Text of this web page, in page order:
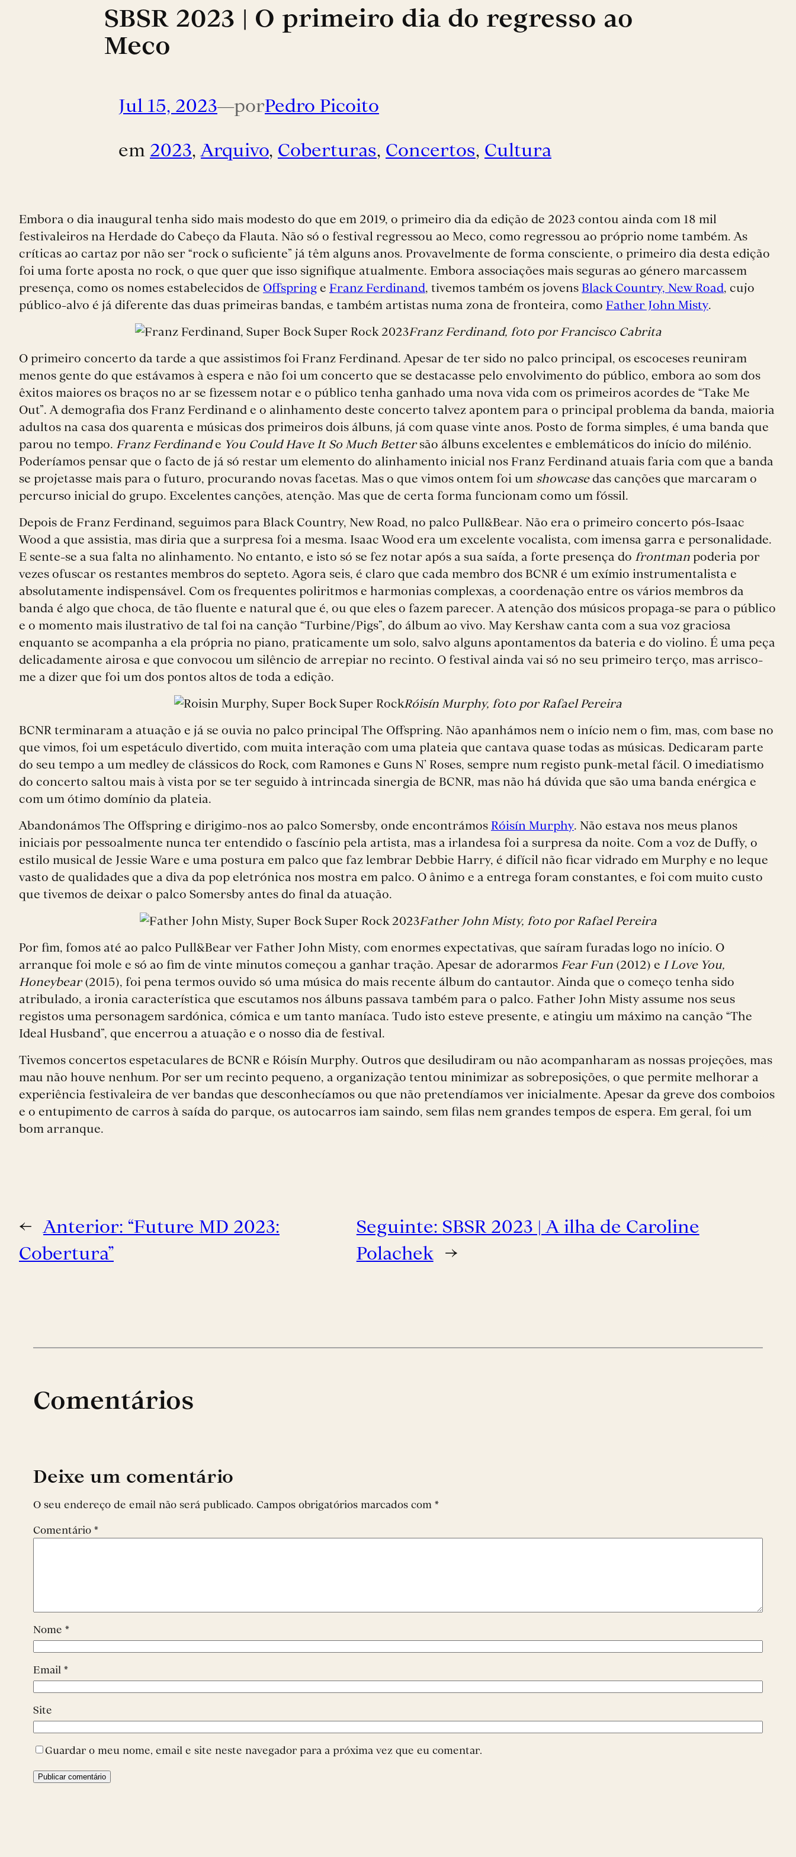
SBSR 2023 | O primeiro dia do regresso ao
Meco
Jul 15, 2023—porPedro Picoito
em 2023, Arquivo, Coberturas, Concertos, Cultura
Embora o dia inaugural tenha sido mais modesto do que em 2019, o primeiro dia da edição de 2023 contou ainda com 18 mil
festivaleiros na Herdade do Cabeço da Flauta. Não só o festival regressou ao Meco, como regressou ao próprio nome também. As
críticas ao cartaz por não ser “rock o suficiente” já têm alguns anos. Provavelmente de forma consciente, o primeiro dia desta edição
foi uma forte aposta no rock, o que quer que isso signifique atualmente. Embora associações mais seguras ao género marcassem
presença, como os nomes estabelecidos de Offspringe Franz Ferdinand, tivemos também os jovensBlack Country, New Road, cujo
público-alvo é já diferente das duas primeiras bandas, e também artistas numa zona de fronteira, como Father John Misty.
Franz Ferdinand, foto por Francisco Cabrita
O primeiro concerto da tarde a que assistimos foi Franz Ferdinand. Apesar de ter sido no palco principal, os escoceses reuniram
menos gente do que estávamos à espera e não foi um concerto que se destacasse pelo envolvimento do público, embora ao som dos
êxitos maiores os braços no ar se fizessem notar e o público tenha ganhado uma nova vida com os primeiros acordes de “Take Me
Out”. A demografia dos Franz Ferdinand e o alinhamento deste concerto talvez apontem para o principal problema da banda, maioria
adultos na casa dos quarenta e músicas dos primeiros dois álbuns, já com quase vinte anos. Posto de forma simples, é uma banda que
parou no tempo. Franz Ferdinande You Could Have It So Much Bettersão álbuns excelentes e emblemáticos do início do milénio.
Poderíamos pensar que o facto de já só restar um elemento do alinhamento inicial nos Franz Ferdinand atuais faria com que a banda
se projetasse mais para o futuro, procurando novas facetas. Mas o que vimos ontem foi um showcasedas canções que marcaram o
percurso inicial do grupo. Excelentes canções, atenção. Mas que de certa forma funcionam como um fóssil.
Depois de Franz Ferdinand, seguimos para Black Country, New Road, no palco Pull&Bear. Não era o primeiro concerto pós-Isaac
Wood a que assistia, mas diria que a surpresa foi a mesma. Isaac Wood era um excelente vocalista, com imensa garra e personalidade.
E sente-se a sua falta no alinhamento. No entanto, e isto só se fez notar após a sua saída, a forte presença do frontmanpoderia por
vezes ofuscar os restantes membros do septeto. Agora seis, é claro que cada membro dos BCNR é um exímio instrumentalista e
absolutamente indispensável. Com os frequentes poliritmos e harmonias complexas, a coordenação entre os vários membros da
banda é algo que choca, de tão fluente e natural que é, ou que eles o fazem parecer. A atenção dos músicos propaga-se para o público
e o momento mais ilustrativo de tal foi na canção “Turbine/Pigs”, do álbum ao vivo. May Kershaw canta com a sua voz graciosa
enquanto se acompanha a ela própria no piano, praticamente um solo, salvo alguns apontamentos da bateria e do violino. É uma peça
delicadamente airosa e que convocou um silêncio de arrepiar no recinto. O festival ainda vai só no seu primeiro terço, mas arrisco-
me a dizer que foi um dos pontos altos de toda a edição.
Róisín Murphy, foto por Rafael Pereira
BCNR terminaram a atuação e já se ouvia no palco principal The Offspring. Não apanhámos nem o início nem o fim, mas, com base no
que vimos, foi um espetáculo divertido, com muita interação com uma plateia que cantava quase todas as músicas. Dedicaram parte
do seu tempo a um medley de clássicos do Rock, com Ramones e Guns N’ Roses, sempre num registo punk-metal fácil. O imediatismo
do concerto saltou mais à vista por se ter seguido à intrincada sinergia de BCNR, mas não há dúvida que são uma banda enérgica e
com um ótimo domínio da plateia.
Abandonámos The Offspring e dirigimo-nos ao palco Somersby, onde encontrámosRóisín Murphy. Não estava nos meus planos
iniciais por pessoalmente nunca ter entendido o fascínio pela artista, mas a irlandesa foi a surpresa da noite. Com a voz de Duffy, o
estilo musical de Jessie Ware e uma postura em palco que faz lembrar Debbie Harry, é difícil não ficar vidrado em Murphy e no leque
vasto de qualidades que a diva da pop eletrónica nos mostra em palco. O ânimo e a entrega foram constantes, e foi com muito custo
que tivemos de deixar o palco Somersby antes do final da atuação.
Father John Misty, foto por Rafael Pereira
Por fim, fomos até ao palco Pull&Bear ver Father John Misty, com enormes expectativas, que saíram furadas logo no início. O
arranque foi mole e só ao fim de vinte minutos começou a ganhar tração. Apesar de adorarmosFear Fun (2012) e I Love You,
Honeybear(2015), foi pena termos ouvido só uma música do mais recente álbum do cantautor. Ainda que o começo tenha sido
atribulado, a ironia característica que escutamos nos álbuns passava também para o palco. Father John Misty assume nos seus
registos uma personagem sardónica, cómica e um tanto maníaca. Tudo isto esteve presente, e atingiu um máximo na canção “The
Ideal Husband”, que encerrou a atuação e o nosso dia de festival.
Tivemos concertos espetaculares de BCNR e Róisín Murphy. Outros que desiludiram ou não acompanharam as nossas projeções, mas
mau não houve nenhum. Por ser um recinto pequeno, a organização tentou minimizar as sobreposições, o que permite melhorar a
experiência festivaleira de ver bandas que desconhecíamos ou que não pretendíamos ver inicialmente. Apesar da greve dos comboios
e o entupimento de carros à saída do parque, os autocarros iam saindo, sem filas nem grandes tempos de espera. Em geral, foi um
bom arranque.
← Anterior: “Future MD 2023:
Cobertura”
Seguinte: SBSR 2023 | A ilha de Caroline
Polachek →
Comentários
Deixe um comentário
O seu endereço de email não será publicado. Campos obrigatórios marcados com *
Comentário *
Nome *
Email *
Site
Guardar o meu nome, email e site neste navegador para a próxima vez que eu comentar.